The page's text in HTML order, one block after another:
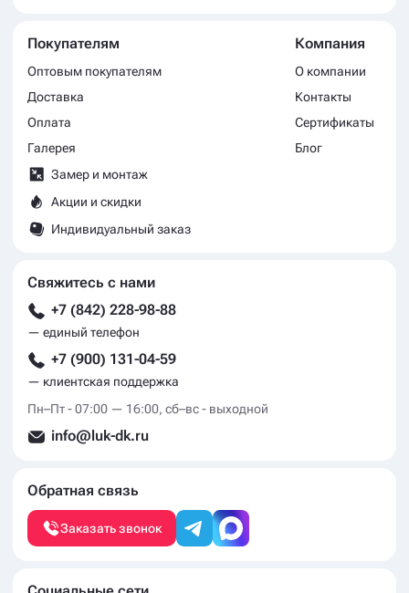
Покупателям
Оптовым покупателям
Доставка
Оплата
Галерея
Замер и монтаж
Акции и скидки
Индивидуальный заказ
Компания
О компании
Контакты
Сертификаты
Блог
Свяжитесь с нами
+7 (842) 228-98-88
— единый телефон
+7 (900) 131-04-59
— клиентская поддержка
Пн–Пт - 07:00 — 16:00, сб–вс - выходной
info@luk-dk.ru
Обратная связь
Заказать звонок